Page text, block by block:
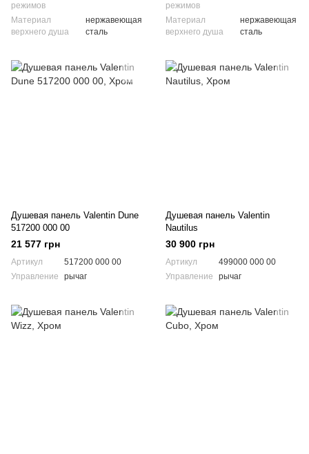
режимов
Материал
верхнего душа
нержавеющая
сталь
режимов
Материал
верхнего душа
нержавеющая
сталь
Душевая панель Valentin Dune
517200 000 00
21 577 грн
Артикул
517200 000 00
Управление
рычаг
Душевая панель Valentin
Nautilus
30 900 грн
Артикул
499000 000 00
Управление
рычаг